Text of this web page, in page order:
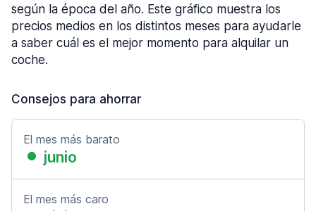
según la época del año. Este gráfico muestra los
precios medios en los distintos meses para ayudarle
a saber cuál es el mejor momento para alquilar un
coche.
Consejos para ahorrar
El mes más barato
junio
El mes más caro